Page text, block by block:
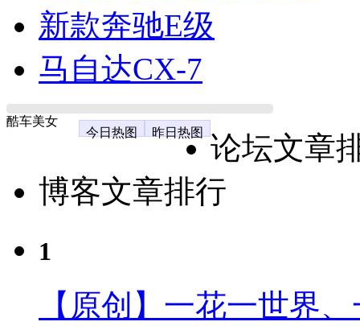
新款奔驰E级
马自达CX-7
酷车美女
今日热图
昨日热图
论坛文章
博客文章排行
1
【原创】一花一世界